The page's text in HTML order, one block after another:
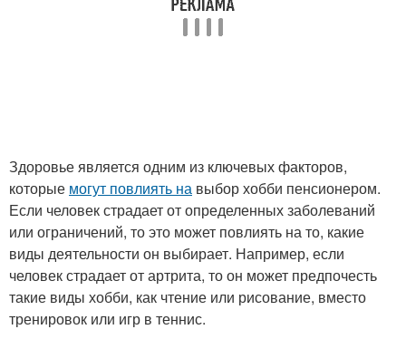
Здоровье является одним из ключевых факторов,
которые могут повлиять на выбор хобби пенсионером.
Если человек страдает от определенных заболеваний
или ограничений, то это может повлиять на то, какие
виды деятельности он выбирает. Например, если
человек страдает от артрита, то он может предпочесть
такие виды хобби, как чтение или рисование, вместо
тренировок или игр в теннис.